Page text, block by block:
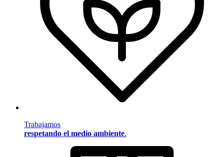
Trabajamos
respetando el medio ambiente.